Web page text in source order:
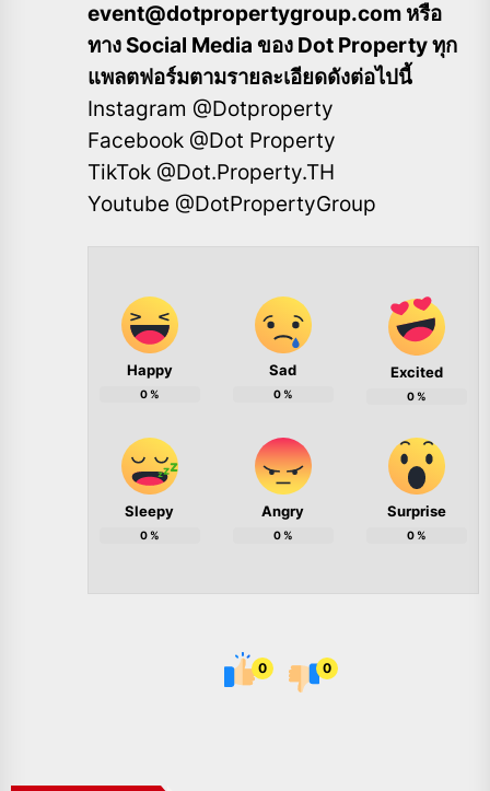
event@dotpropertygroup.com หรือ
ทาง Social Media ของ Dot Property ทุก
แพลตฟอร์มตามรายละเอียดดังต่อไปนี้
Instagram @Dotproperty
Facebook @Dot Property
TikTok @Dot.Property.TH
Youtube @DotPropertyGroup
Happy
0%
Sad
0%
Excited
0%
Sleepy
0%
Angry
0%
Surprise
0%
0 0